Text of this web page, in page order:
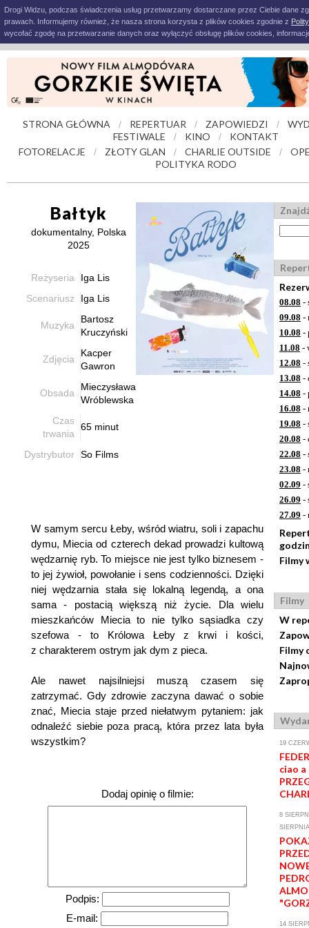
Drogi Widzu, podczas świadczenia usług przetwarzamy dostarczane przez Ciebie dane
prawach. Informujemy również, że nasza strona korzysta z plików cookies zgodnie z
wycofać zgodę na przetwarzanie danych oraz wyłączyć obsługę plików cookies,
STRONA GŁÓWNA / REPERTUAR / ZAPOWIEDZI /
FESTIWALE
/ KINO /
KONTAKT
FOTORELACJE
/ ZŁOTY GLAN / CHARLIE OUTSIDE /
POLITYKA RODO
Bałtyk
dokumentalny, Polska
2025
Reżyseria
Iga Lis
Scenariusz
Iga Lis
Muzyka
Bartosz
Kruczyński
Zdjęcia
Kacper
Gawron
Obsada
Mieczysława
Wróblewska
Czas
trwania
65 minut
Dystrybutor So Films
W samym sercu Łeby, wśród wiatru, soli i zapachu
dymu, Miecia od czterech dekad prowadzi kultową
wędzarnię ryb. To miejsce nie jest tylko biznesem -
to jej żywioł, powołanie i sens codzienności. Dzięki
niej wędzarnia stała się lokalną legendą, a ona
sama - postacią większą niż życie. Dla wielu
mieszkańców Miecia to nie tylko sąsiadka czy
szefowa - to Królowa Łeby z krwi i kości,
z charakterem ostrym jak dym z pieca.
Ale nawet najsilniejsi muszą czasem się
zatrzymać. Gdy zdrowie zaczyna dawać o sobie
znać, Miecia staje przed niełatwym pytaniem: jak
odnaleźć siebie poza pracą, która przez lata była
wszystkim?
Dodaj opinię o filmie:
Podpis:
E-mail:
08.08 -
09.08 -
10.08 -
11.08 -
12.08 -
13.08 -
14.08 -
16.08 -
19.08 -
20.08 -
22.08 -
23.08 -
02.09 -
26.09 -
27.09 -
Filmy
Filmy
W
Filmy
19
ciao
8
14